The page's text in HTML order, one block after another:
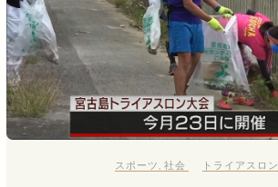
スポーツ ,社会 トライアスロン